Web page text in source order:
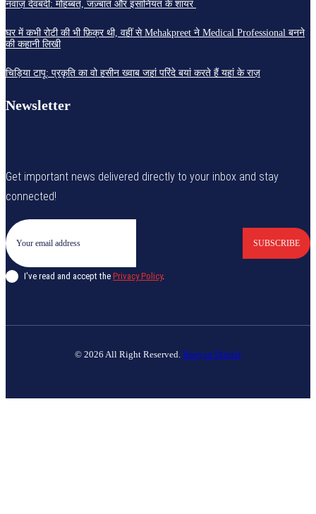
नवाज़ देवबंदी: मोहब्बत, जज़्बात और इंसानियत के शायर
घर में कभी रोटी की भी फ़िक्र थी, वहीं से Mehakpreet ने Medical Professional बनने
की कहानी लिखी
चिड़िया टापू: प्रकृति का वो हसीन ख्वाब जहां परिंदे बयां करते हैं यहां के राज़
Newsletter
Get important news delivered directly to your inbox and stay
connected!
SUBSCRIBE
I've read and accept the Privacy Policy.
© 2026 All Right Reserved. Banyan Digital